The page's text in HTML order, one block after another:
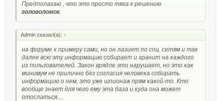
Предполагаю , что это просто тяга к решению
головоломок.
Admin сказал(а): ↑
на форуме к примеру сами, но он лазиет по соц. сетям и так
далее всю эту информацию собирает и хранит на каждого
из пользователей. Закон врядле это нарушает, но это как
минимум не прилично без согласия человека собирать
информацию о нем, это уже шпионаж прям какой-то. Кто
вообще знает для чего ему эта база и куда она может
отослаться....